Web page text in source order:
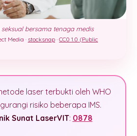
bersama tenaga medis
Media · stocksnap · CC0 1.0 (Public
laser terbukti oleh WHO
risiko beberapa IMS.
Sunat LaserVIT: 0878